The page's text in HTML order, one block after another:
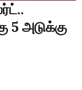
5 அடுக்கு